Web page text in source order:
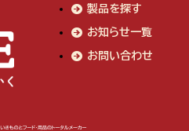
製品を探す
お知らせ一覧
お問い合わせ